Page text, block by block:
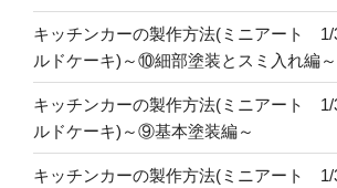
キッチンカーの製作方法(ミニアート
ルドケーキ)～⑩細部塗装とスミ入れ編～
キッチンカーの製作方法(ミニアート
ルドケーキ)～⑨基本塗装編～
キッチンカーの製作方法(ミニアート